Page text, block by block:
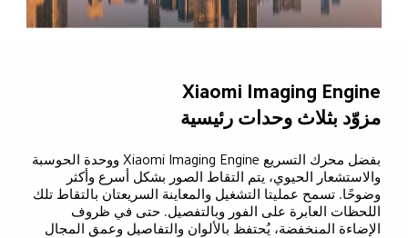
Xiaomi Imaging Engine
مزوّد بثلاث وحدات رئيسية
بفضل محرك التسريع Xiaomi Imaging Engine ووحدة الحوسبة
والاستشعار الحيوي، يتم التقاط الصور بشكل أسرع وأكثر
وضوحًا. تسمح عمليتا التشغيل والمعاينة السريعتان بالتقاط تلك
اللحظات العابرة على الفور وبالتفصيل. حتى في ظروف
الإضاءة المنخفضة، يُحتفظ بالألوان والتفاصيل وعمق المجال